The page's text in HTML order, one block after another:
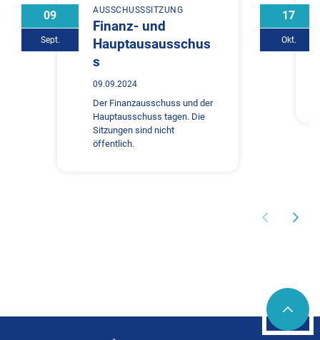
09
Sept.
AUSSCHUSSSITZUNG
Finanz- und
Hauptausausschus
s
09.09.2024
Der Finanzausschuss und der
Hauptausschuss tagen. Die
Sitzungen sind nicht
öffentlich.
17
Okt.